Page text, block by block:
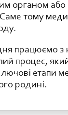
органом
тому
працюємо з
процес,
етапи
родині.